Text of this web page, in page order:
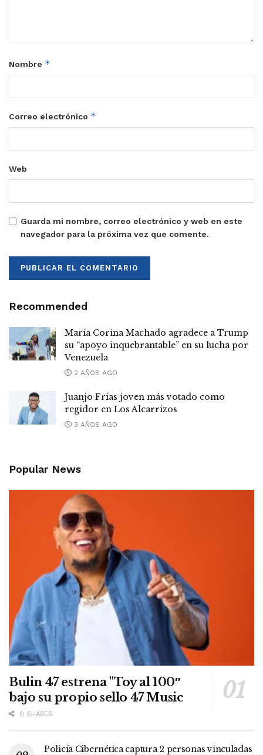
Nombre *
Correo electrónico *
Web
Guarda mi nombre, correo electrónico y web en este
navegador para la próxima vez que comente.
Recommended
María Corina Machado agradece a Trump
su “apoyo inquebrantable” en su lucha por
Venezuela
2 AÑOS AGO
Juanjo Frías joven más votado como
regidor en Los Alcarrizos
3 AÑOS AGO
Popular News
Bulin 47 estrena "Toy al 100″
bajo su propio sello 47 Music
0 SHARES
Policía Cibernética captura 2 personas vinculadas